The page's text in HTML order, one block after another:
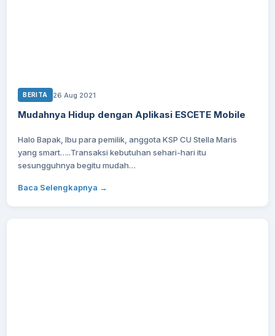
BERITA 26 Aug 2021
Mudahnya Hidup dengan Aplikasi ESCETE Mobile
Halo Bapak, Ibu para pemilik, anggota KSP CU Stella Maris
yang smart…..Transaksi kebutuhan sehari-hari itu
sesungguhnya begitu mudah…
Baca Selengkapnya →